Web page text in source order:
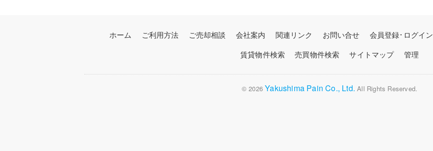
ホーム ご利用方法 ご売却相談 会社案内 関連リンク お問い合せ 会員登録･ログイン
賃貸物件検索
売買物件検索 サイトマップ 管理
© 2026Yakushima Pain Co., Ltd. All Rights Reserved.